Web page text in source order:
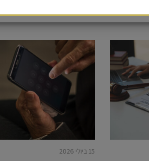
15 ביולי 2026